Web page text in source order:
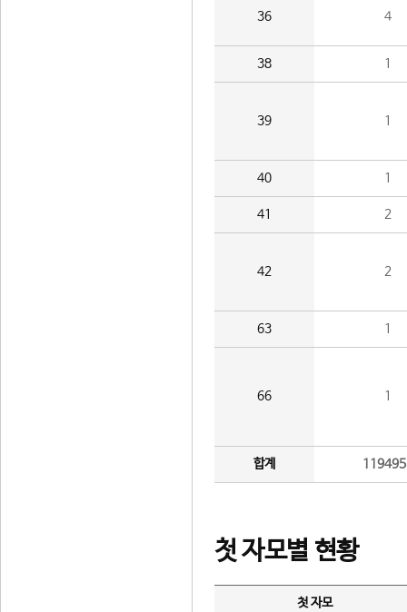
36 4
38 1
39 1
40 1
41 2
42 2
63 1
66 1
합계
첫 자모별 현황
첫 자모